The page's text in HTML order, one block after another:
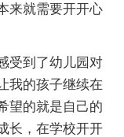
来就需要开开心
受到了幼儿园对
我的孩子继续在
望的就是自己的
长，在学校开开